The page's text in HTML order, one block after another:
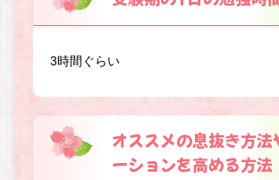
3時間ぐらい
オススメの息抜き方法
ーションを高める方法